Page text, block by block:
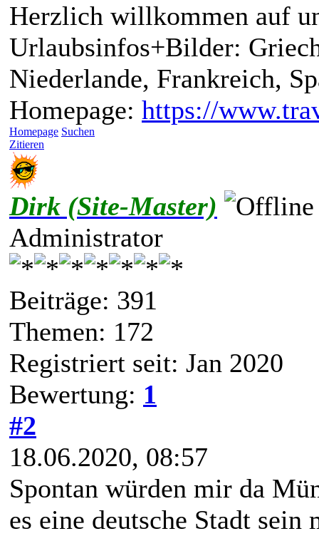
Herzlich willkommen auf
Urlaubsinfos+Bilder:
Niederlande, Frankreich,
Homepage: https://
Homepage Suchen
Zitieren
Dirk (Site-Master)
Administrator
Beiträge: 391
Themen: 172
Registriert seit: Jan 2020
Bewertung: 1
#2
18.06.2020, 08:57
Spontan würden mir da
es eine deutsche Stadt sein